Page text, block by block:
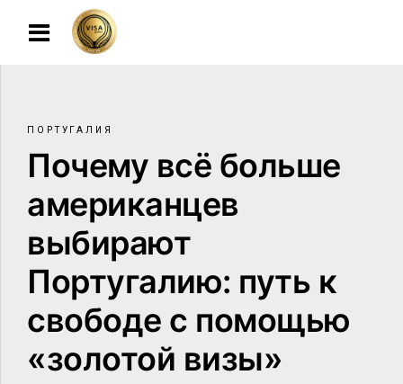
ПОРТУГАЛИЯ
Почему всё больше
американцев
выбирают
Португалию: путь к
свободе с помощью
«золотой визы»